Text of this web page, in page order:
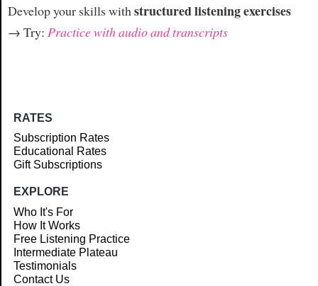
Develop your skills withstructured listening exercises
→ Try: Practice with audio and transcripts
RATES
Subscription Rates
Educational Rates
Gift Subscriptions
EXPLORE
Who It's For
How It Works
Free Listening Practice
Intermediate Plateau
Testimonials
Contact Us